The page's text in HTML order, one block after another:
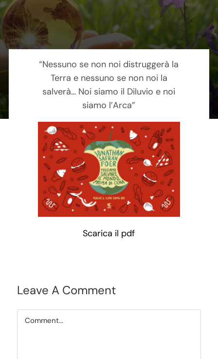
Contatti
Carrello
“Nessuno se non noi distruggerà la
Terra e nessuno se non noi la
salverà… Noi siamo il Diluvio e noi
siamo l’Arca”
Scarica il pdf
Leave A Comment
Comment